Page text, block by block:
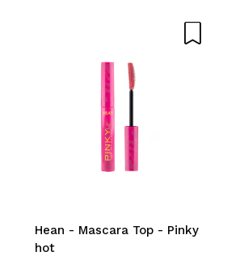
Hean - Mascara Top - Pinky
hot